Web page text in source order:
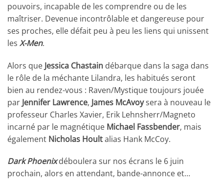
pouvoirs, incapable de les comprendre ou de les
maîtriser. Devenue incontrôlable et dangereuse pour
ses proches, elle défait peu à peu les liens qui unissent
les X-Men.
Alors que Jessica Chastain débarque dans la saga dans
le rôle de la méchante Lilandra, les habitués seront
bien au rendez-vous : Raven/Mystique toujours jouée
par Jennifer Lawrence, James McAvoysera à nouveau le
professeur Charles Xavier, Erik Lehnsherr/Magneto
incarné par le magnétique Michael Fassbender, mais
également Nicholas Houltalias Hank McCoy.
Dark Phoenixdéboulera sur nos écrans le 6 juin
prochain, alors en attendant, bande-annonce et…